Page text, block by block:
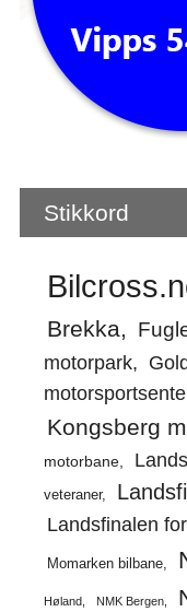
Stikkord
Brekka
motorpark
Kongsberg
motorbane
veteraner
Landsfinalen
Momarken bilbane
Høland NMK Bergen